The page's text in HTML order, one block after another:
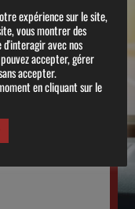
expérience sur le site,
vous montrer des
avec nos
accepter, gérer
accepter.
en cliquant sur le